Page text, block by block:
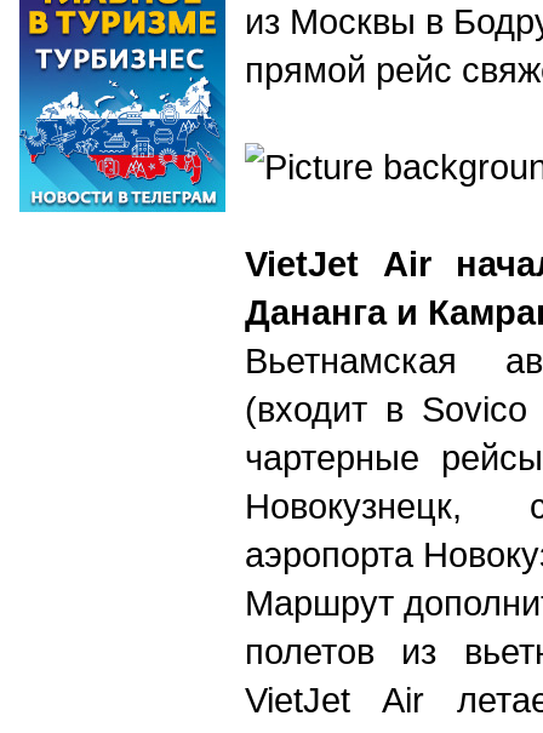
из Москвы в
прямой рейс
VietJet Air
Дананга и
Вьетнамская
(входит в
чартерные
Новокузнецк,
аэропорта
Маршрут
полетов из
VietJet Air